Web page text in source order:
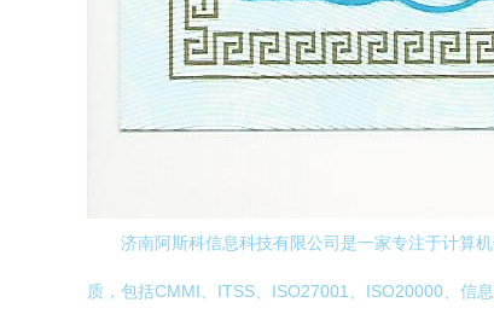
济南阿斯科信息科技有限公司是一家专注于计算
质，包括CMMI、ITSS、ISO27001、ISO20000、信